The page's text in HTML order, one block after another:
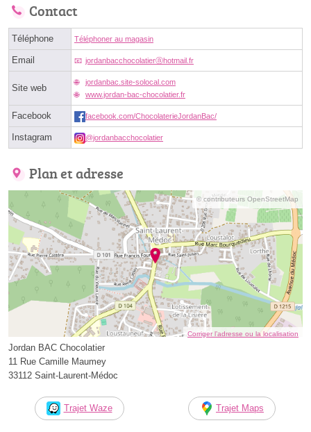
Contact
Téléphone Téléphoner au magasin
Email jordanbacchocolatierⓐhotmail.fr
Site web
jordanbac.site-solocal.com
www.jordan-bac-chocolatier.fr
Facebook facebook.com/ChocolaterieJordanBac/
Instagram @jordanbacchocolatier
Plan et adresse
© contributeurs OpenStreetMap
Corriger l’adresse ou la localisation
Jordan BAC Chocolatier
11 Rue Camille Maumey
33112 Saint-Laurent-Médoc
Trajet Waze Trajet Maps